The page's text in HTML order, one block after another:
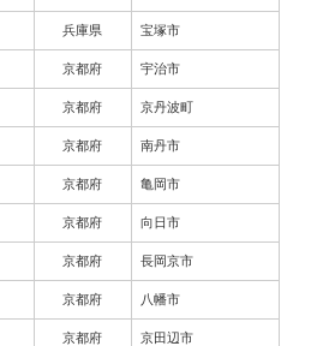
兵庫県 宝塚市
京都府 宇治市
京都府 京丹波町
京都府 南丹市
京都府 亀岡市
京都府 向日市
京都府 長岡京市
京都府 八幡市
京都府 京田辺市